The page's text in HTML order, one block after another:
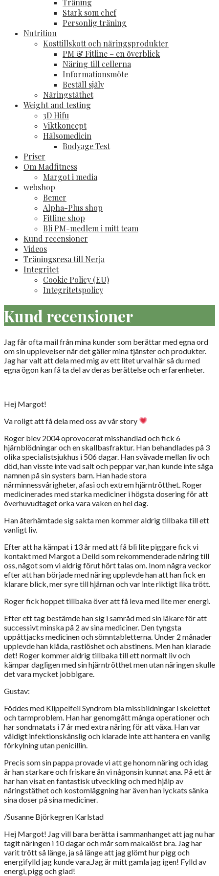
Träning
Stark som chef
Personlig träning
Nutrition
Kosttillskott och näringsprodukter
PM & Fitline – en överblick
Näring till cellerna
Informationsmöte
Beställ själv
Näringstäthet
Weight and testing
3D Hifu
Viktkoncept
Hälsomedicin
Bodyage Test
Priser
Om Madfitness
Margot i media
webshop
Bemer
Alpha-Plus shop
Fitline shop
Bli PM-medlem i mitt team
Kund recensioner
Videos
Träningsresa till Nerja
Integritet
Cookie Policy (EU)
Integritetspolicy
Kund recensioner
Jag får ofta mail från mina kunder som berättar med egna ord
om sin upplevelser när det gäller mina tjänster och produkter.
Jag har valt att dela med mig av ett litet urval här så du med
egna ögon kan få ta del av deras berättelse och erfarenheter.
Hej Margot!
Va roligt att få dela med oss av vår story
Roger blev 2004 oprovocerat misshandlad och fick 6
hjärnblödningar och en skallbasfraktur. Han behandlades på 3
olika specialistsjukhus i 506 dagar. Han svävade mellan liv och
död, han visste inte vad salt och peppar var, han kunde inte säga
namnen på sin systers barn. Han hade stora
närminnessvårigheter, afasi och extrem hjärntrötthet. Roger
medicinerades med starka mediciner i högsta dosering för att
överhuvudtaget orka vara vaken en hel dag.
Han återhämtade sig sakta men kommer aldrig tillbaka till ett
vanligt liv.
Efter att ha kämpat i 13 år med att få bli lite piggare fick vi
kontakt med Margot a Deild som rekommenderade näring till
oss, något som vi aldrig förut hört talas om. Inom några veckor
efter att han började med näring upplevde han att han fick en
klarare blick, mer syre till hjärnan och var inte riktigt lika trött.
Roger fick hoppet tillbaka över att få leva med lite mer energi.
Efter ett tag bestämde han sig i samråd med sin läkare för att
successivt minska på 2 av sina mediciner. Den tyngsta
uppåttjacks medicinen och sömntabletterna. Under 2 månader
upplevde han klåda, rastlöshet och abstinens. Men han klarade
det! Roger kommer aldrig tillbaka till ett normalt liv och
kämpar dagligen med sin hjärntrötthet men utan näringen skulle
det vara mycket jobbigare.
Gustav:
Föddes med Klippelfeil Syndrom bla missbildningar i skelettet
och tarmproblem. Han har genomgått många operationer och
har sondmatats i 7 år med extra näring för att växa. Han var
väldigt infektionskänslig och klarade inte att hantera en vanlig
förkylning utan penicillin.
Precis som sin pappa provade vi att ge honom näring och idag
är han starkare och friskare än vi någonsin kunnat ana. På ett år
har han visat en fantastisk utveckling och med hjälp av
näringstäthet och kostomläggning har även han lyckats sänka
sina doser på sina mediciner.
/Susanne Björkegren Karlstad
Hej Margot! Jag vill bara berätta i sammanhanget att jag nu har
tagit näringen i 10 dagar och mår som makalöst bra. Jag har
varit trött så länge, ja så länge att jag glömt hur pigg och
energifylld jag kunde vara.Jag är mitt gamla jag igen! Fylld av
energi, pigg och glad!